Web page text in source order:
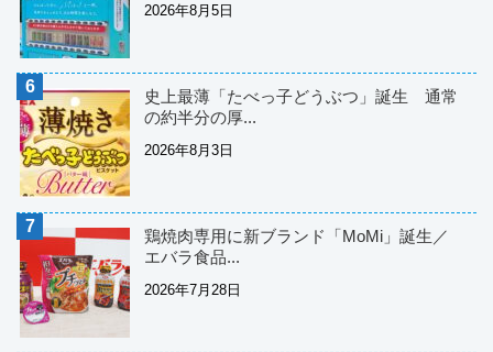
2026年8月5日
史上最薄「たべっ子どうぶつ」誕生 通常
の約半分の厚...
2026年8月3日
鶏焼肉専用に新ブランド「MoMi」誕生／
エバラ食品...
2026年7月28日